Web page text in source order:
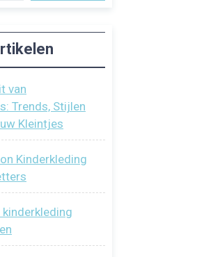
van
Trends, Stijlen
Kleintjes
Kinderkleding